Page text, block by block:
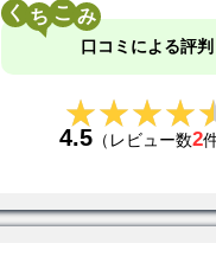
く こ
口コミによる評判
4.5（レビュー数2